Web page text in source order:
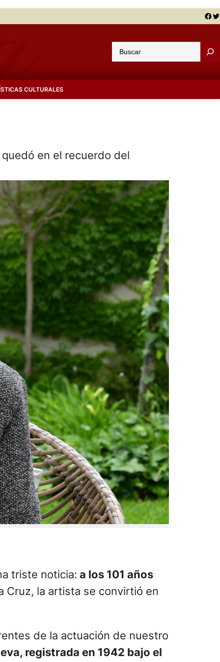
Facebook Twitter
u
a
CULTURALES
en el recuerdo del
triste noticia: a los 101 años
Cruz, la artista se convirtió en
de la actuación de nuestro
registrada en 1942 bajo el